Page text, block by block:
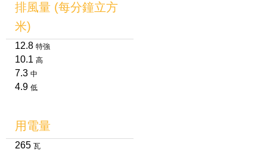
排風量 (每分鐘立方
米)
12.8 特強
10.1 高
7.3 中
4.9 低
用電量
265 瓦